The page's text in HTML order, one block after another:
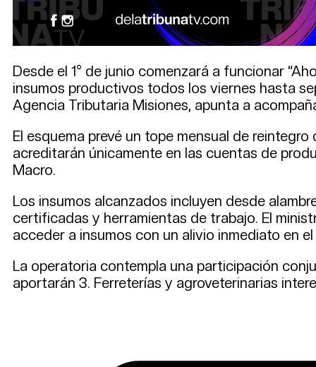
Desde el 1° de junio comenzará a funcionar
insumos productivos todos los viernes hasta
Agencia Tributaria Misiones, apunta a
El esquema prevé un tope mensual de
acreditarán únicamente en las cuentas de
Macro.
Los insumos alcanzados incluyen desde
certificadas y herramientas de trabajo. El
acceder a insumos con un alivio inmediato en el
La operatoria contempla una participación
aportarán 3. Ferreterías y agroveterinarias